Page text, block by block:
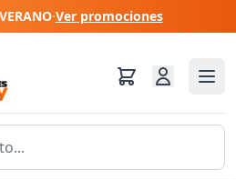
·Ver promociones